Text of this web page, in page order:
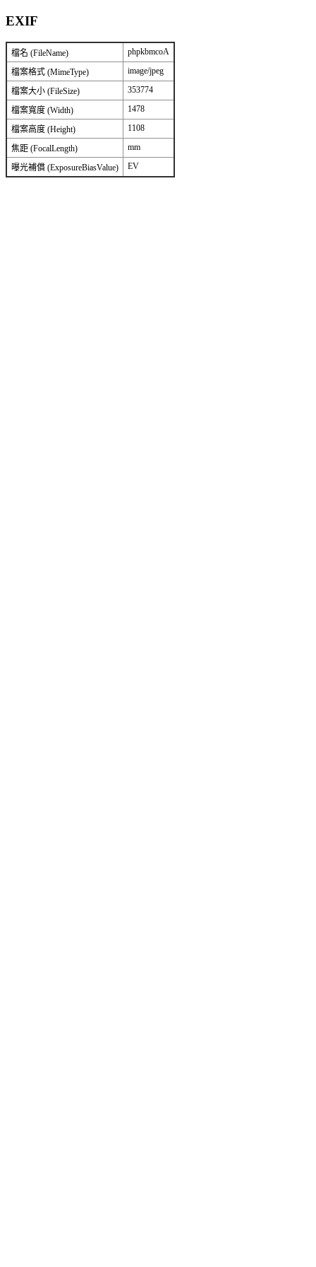
EXIF
檔名 (FileName) phpkbmcoA
檔案格式 (MimeType) image/jpeg
檔案大小 (FileSize) 353774
檔案寬度 (Width) 1478
檔案高度 (Height) 1108
焦距 (FocalLength) mm
曝光補償 (ExposureBiasValue) EV